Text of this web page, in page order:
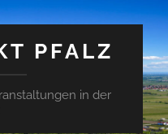
PFALZ
in der